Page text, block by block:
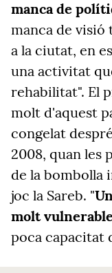
manca de
manca de
a la ciutat, en
una activitat
rehabilitat". El
molt d'aquest
congelat
2008, quan les
de la bombolla
joc la Sareb. "
molt
poca capacitat